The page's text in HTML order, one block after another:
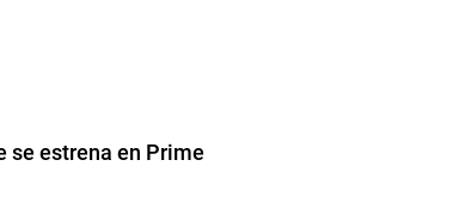
se estrena en Prime